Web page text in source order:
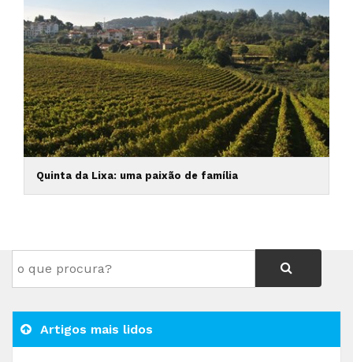
Quinta da Lixa: uma paixão de família
Artigos mais lidos